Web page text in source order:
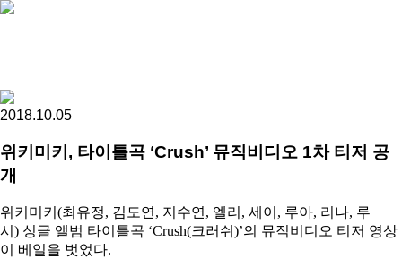
2018.10.05
위키미키, 타이틀곡 ‘Crush’ 뮤직비디오 1차 티저 공
개
위키미키 (최유정, 김도연 , 지수연 , 엘리 , 세이 , 루아, 리나, 루
시 ) 싱글 앨범 타이틀곡 ‘Crush(크러쉬 )’의 뮤직비디오 티저 영상
이 베일을 벗었다.